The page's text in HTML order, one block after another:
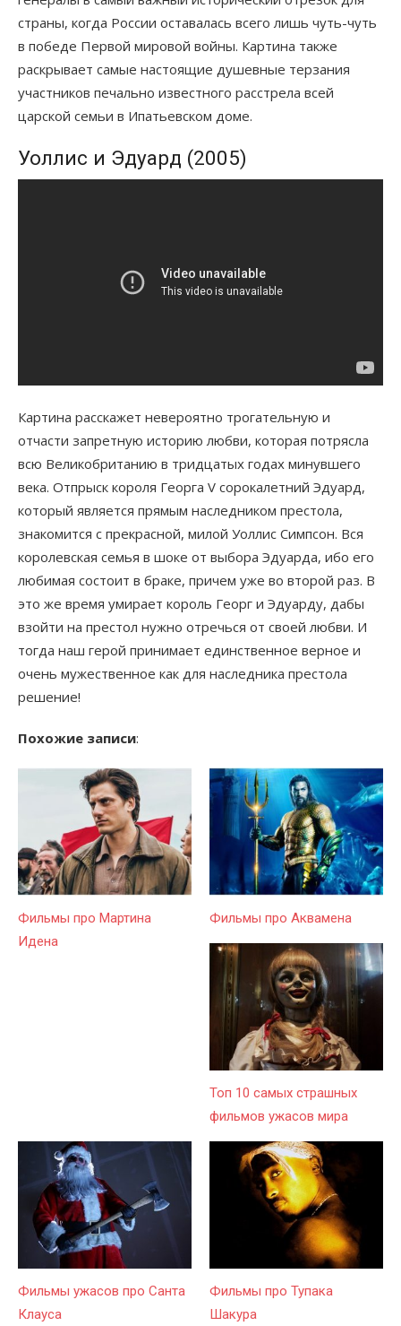
страны, когда России оставалась всего лишь чуть-чуть
в победе Первой мировой войны. Картина также
раскрывает самые настоящие душевные терзания
участников печально известного расстрела всей
царской семьи в Ипатьевском доме.
Уоллис и Эдуард (2005)
Картина расскажет невероятно трогательную и
отчасти запретную историю любви, которая потрясла
всю Великобританию в тридцатых годах минувшего
века. Отпрыск короля Георга V сорокалетний Эдуард,
который является прямым наследником престола,
знакомится с прекрасной, милой Уоллис Симпсон. Вся
королевская семья в шоке от выбора Эдуарда, ибо его
любимая состоит в браке, причем уже во второй раз. В
это же время умирает король Георг и Эдуарду, дабы
взойти на престол нужно отречься от своей любви. И
тогда наш герой принимает единственное верное и
очень мужественное как для наследника престола
решение!
Похожие записи:
Фильмы про Мартина
Идена
Фильмы про Аквамена
Топ 10 самых страшных
фильмов ужасов мира
Фильмы ужасов про Санта
Клауса
Фильмы про Тупака
Шакура